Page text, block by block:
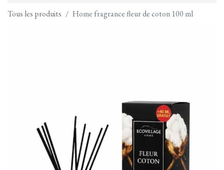
Tous les produits Home fragrance fleur de coton 100 ml